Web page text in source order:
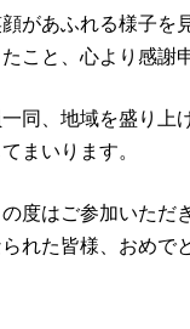
があふれる様子を
こと、心より感謝
同、地域を盛り上
まいります。
度はご参加いただ
れた皆様、おめで